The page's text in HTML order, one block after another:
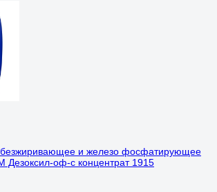
и железо фосфатирующее
оф-с концентрат 1915